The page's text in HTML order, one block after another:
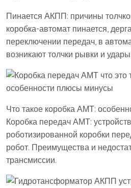
Пинается АКПП: причины
коробка-автомат пинается,
переключении передач, в
возникают толчки рывки и
Что такое коробка АМТ:
Коробка передач АМТ:
роботизированной коробки
робот. Преимущества и
трансмиссии.